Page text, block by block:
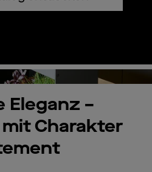
Eleganz –
Charakter